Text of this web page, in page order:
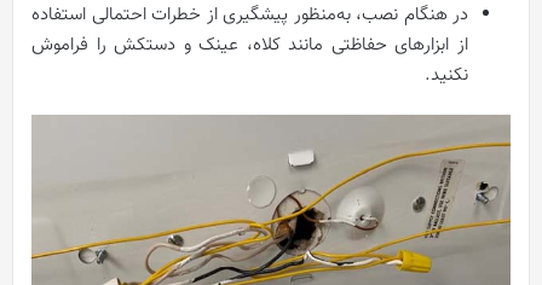
در هنگام نصب، به‌منظور پیشگیری از خطرات احتمالی استفاده
از ابزارهای حفاظتی مانند کلاه، عینک و دستکش را فراموش
نکنید.